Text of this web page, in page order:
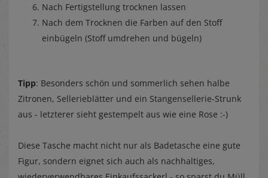
Nach Fertigstellung trocknen lassen
Nach dem Trocknen die Farben auf den Stoff
einbügeln (Stoff umdrehen und bügeln)
Tipp: Besonders schön und sommerlich sehen halbe
Zitronen, Sellerieblätter und ein Stangensellerie-Strunk
aus - letzterer sieht gestempelt aus wie eine Rose :-)
Diese Tasche macht nicht nur als Badetasche eine gute
Figur, sondern eignet sich auch als nachhaltiges,